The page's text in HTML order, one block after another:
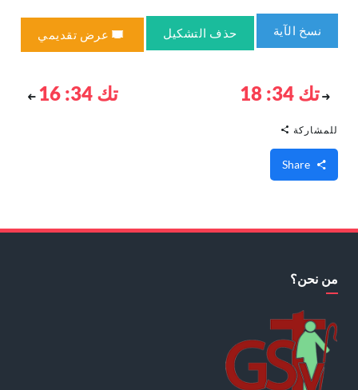
نسخ الآية حذف التشكيل عرض تقديمي
تك 34: 18 تك 34: 16
للمشاركة
من نحن؟